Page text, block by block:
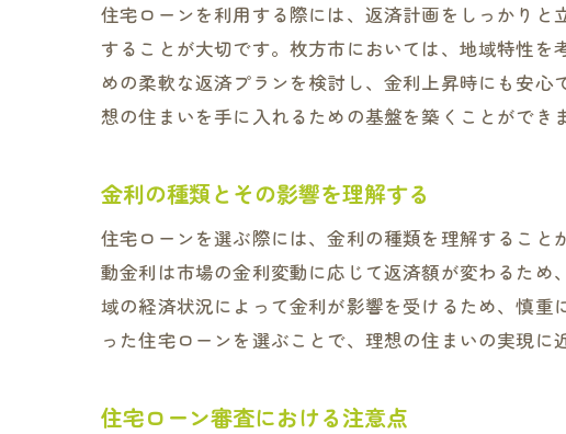
住宅価
近隣エ
枚方市特
断熱性
防災性
スマート
住宅ローンを利用する際には、返済計画をしっかり
することが大切です。枚方市においては、地域特性
めの柔軟な返済プランを検討し、金利上昇時にも安
想の住まいを手に入れるための基盤を築くことができ
金利の種類とその影響を理解する
住宅ローンを選ぶ際には、金利の種類を理解するこ
動金利は市場の金利変動に応じて返済額が変わるた
域の経済状況によって金利が影響を受けるため、慎
った住宅ローンを選ぶことで、理想の住まいの実現に
住宅ローン審査における注意点